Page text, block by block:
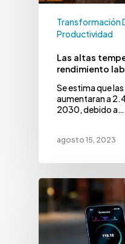
Transformación
Productividad
Las altas
rendimiento
Se estima que
aumentaran a
2030, debido a…
agosto 15, 2023